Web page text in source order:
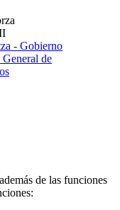
- Gobierno
General de
de las funciones